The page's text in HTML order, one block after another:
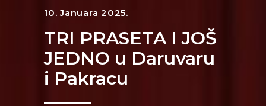
10. Januara 2025.
TRI PRASETA I JOŠ
JEDNO u Daruvaru
i Pakracu